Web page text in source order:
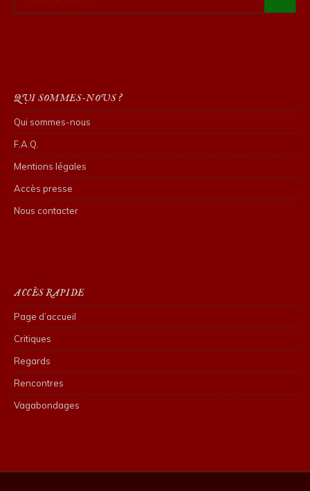
QUI SOMMES-NOUS ?
Qui sommes-nous
F.A.Q.
Mentions légales
Accès presse
Nous contacter
ACCÈS RAPIDE
Page d’accueil
Critiques
Regards
Rencontres
Vagabondages